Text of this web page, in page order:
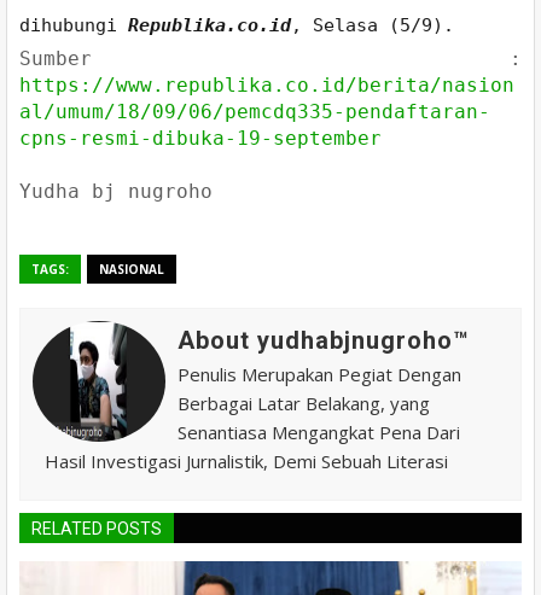
dihubungi Republika.co.id, Selasa (5/9).
Sumber :
https://www.republika.co.id/berita/nasion
al/umum/18/09/06/pemcdq335-pendaftaran-
cpns-resmi-dibuka-19-september
Yudha bj nugroho
TAGS: NASIONAL
About yudhabjnugroho™️
Penulis Merupakan Pegiat Dengan
Berbagai Latar Belakang, yang
Senantiasa Mengangkat Pena Dari
Hasil Investigasi Jurnalistik, Demi Sebuah Literasi
RELATED POSTS